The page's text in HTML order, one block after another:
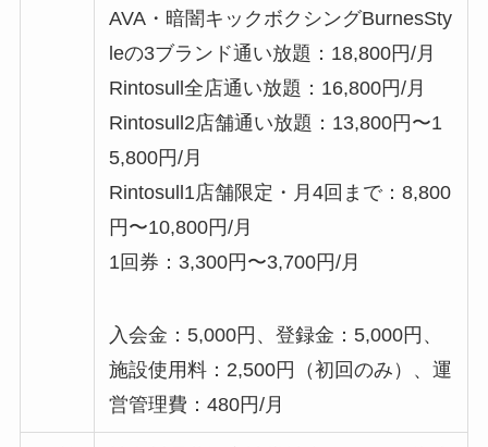
AVA・暗闇キックボクシングBurnesSty
leの3ブランド通い放題：18,800円/月
Rintosull全店通い放題：16,800円/月
Rintosull2店舗通い放題：13,800円〜1
5,800円/月
Rintosull1店舗限定・月4回まで：8,800
円〜10,800円/月
1回券：3,300円〜3,700円/月
入会金：5,000円、登録金：5,000円、
施設使用料：2,500円（初回のみ）、運
営管理費：480円/月